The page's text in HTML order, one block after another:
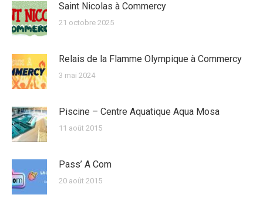
Saint Nicolas à Commercy
21 octobre 2025
Relais de la Flamme Olympique à Commercy
3 mai 2024
Piscine – Centre Aquatique Aqua Mosa
11 août 2015
Pass’ A Com
20 août 2015